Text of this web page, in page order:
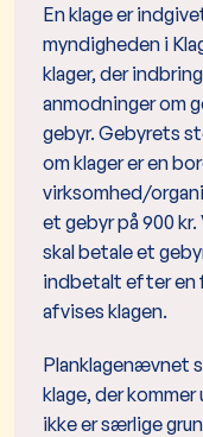
En klage er
myndigheden i
klager, der
anmodninger om
gebyr. Gebyrets
om klager er en
virksomhed/
et gebyr på 900
skal betale et
indbetalt efter
afvises klagen.
Planklagenævnet
klage, der
ikke er særlige